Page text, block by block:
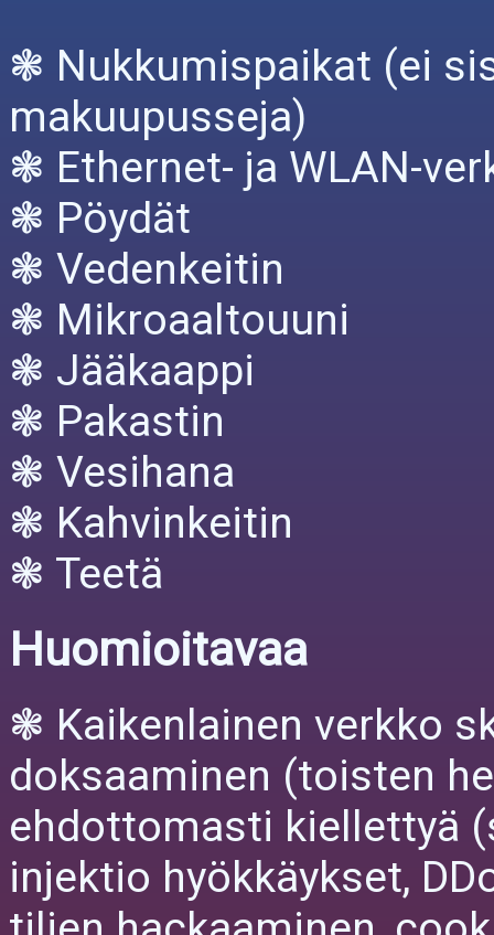
❃ Nukkumispaikat (ei
makuupusseja)
❃ Ethernet- ja WLAN-
❃ Pöydät
❃ Vedenkeitin
❃ Mikroaaltouuni
❃ Jääkaappi
❃ Pakastin
❃ Vesihana
❃ Kahvinkeitin
❃ Teetä
Huomioitavaa
❃ Kaikenlainen verkko
doksaaminen (toisten
ehdottomasti kiellettyä
injektio hyökkäykset,